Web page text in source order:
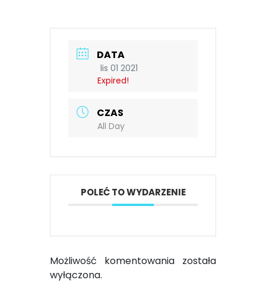
DATA
lis 01 2021
Expired!
CZAS
All Day
POLEĆ TO WYDARZENIE
Możliwość komentowania została
wyłączona.